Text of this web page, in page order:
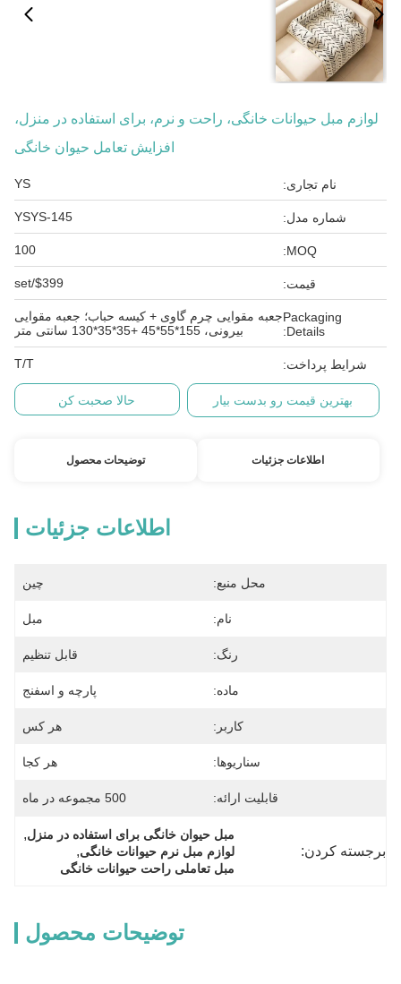
لوازم مبل حیوانات خانگی، راحت و نرم، برای استفاده در منزل،
افزایش تعامل حیوان خانگی
نام تجاری: YS
شماره مدل: YSYS-145
MOQ:
100
قیمت: $399/set
Packaging
Details:
جعبه مقوایی چرم گاوی + کیسه حباب؛ جعبه مقوایی
بیرونی، 155*55*45 +35*35*130 سانتی متر
شرایط پرداخت: T/T
بهترین قیمت رو بدست بیار حالا صحبت کن
اطلاعات جزئیات توضیحات محصول
اطلاعات جزئیات
محل منبع: چین
نام: مبل
رنگ: قابل تنظیم
ماده: پارچه و اسفنج
کاربر: هر کس
سناریوها: هر کجا
قابلیت ارائه: 500 مجموعه در ماه
برجسته کردن:
مبل حیوان خانگی برای استفاده در منزل,
لوازم مبل نرم حیوانات خانگی,
مبل تعاملی راحت حیوانات خانگی
توضیحات محصول